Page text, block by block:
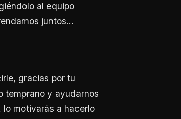
al equipo
juntos...
gracias por tu
temprano y ayudarnos
lo motivarás a hacerlo